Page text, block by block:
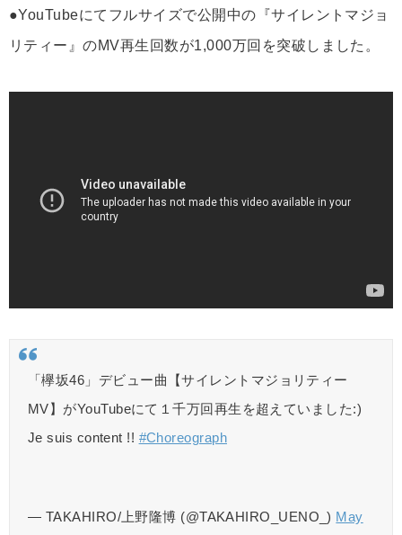
●YouTubeにてフルサイズで公開中の『サイレントマジョ
リティー』のMV再生回数が1,000万回を突破しました。
「欅坂46」デビュー曲【サイレントマジョリティー
MV】がYouTubeにて１千万回再生を超えていました:)
Je suis content !! #Choreograph
— TAKAHIRO/上野隆博 (@TAKAHIRO_UENO_) May